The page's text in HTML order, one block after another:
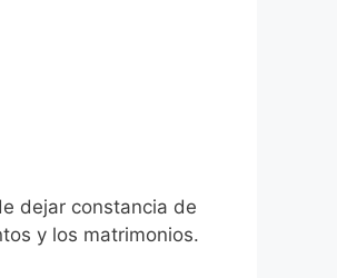
dejar constancia de
y los matrimonios.